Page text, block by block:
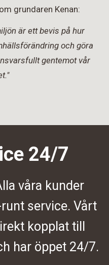
grundaren Kenan:
är ett bevis på hur
och göra
gentemot vår
24/7
våra kunder
service. Vårt
kopplat till
har öppet 24/7.